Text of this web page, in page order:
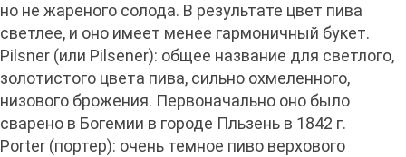
но не жареного солода. В результате цвет пива
светлее, и оно имеет менее гармоничный букет.
Pilsner (или Pilsener): общее название для светлого,
золотистого цвета пива, сильно охмеленного,
низового брожения. Первоначально оно было
сварено в Богемии в городе Пльзень в 1842 г.
Porter (портер): очень темное пиво верхового